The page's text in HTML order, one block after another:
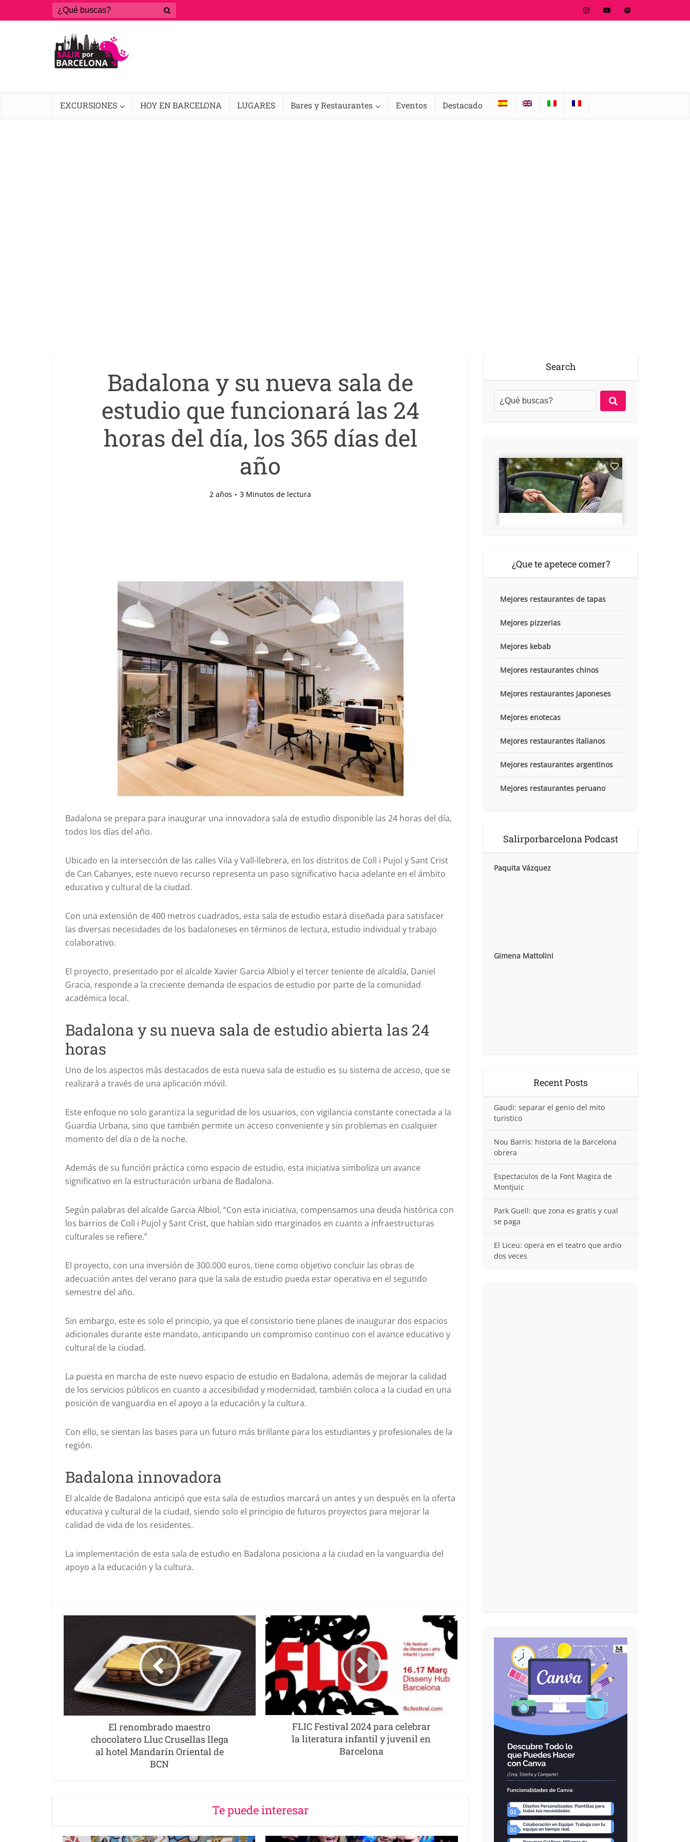
EXCURSIONES HOY EN BARCELONA LUGARES Bares y Restaurantes Eventos Destacado
Badalona y su nueva sala de
estudio que funcionará las 24
horas del día, los 365 días del
año
2 años 3 Minutos de lectura
Badalona se prepara para inaugurar una innovadora sala de estudio disponible las 24 horas del día,
todos los días del año.
Ubicado en la intersección de las calles Vila y Vall-llebrera, en los distritos de Coll i Pujol y Sant Crist
de Can Cabanyes, este nuevo recurso representa un paso significativo hacia adelante en el ámbito
educativo y cultural de la ciudad.
Con una extensión de 400 metros cuadrados, esta sala de estudio estará diseñada para satisfacer
las diversas necesidades de los badaloneses en términos de lectura, estudio individual y trabajo
colaborativo.
El proyecto, presentado por el alcalde Xavier Garcia Albiol y el tercer teniente de alcaldía, Daniel
Gracia, responde a la creciente demanda de espacios de estudio por parte de la comunidad
académica local.
Badalona y su nueva sala de estudio abierta las 24
horas
Uno de los aspectos más destacados de esta nueva sala de estudio es su sistema de acceso, que se
realizará a través de una aplicación móvil.
Este enfoque no solo garantiza la seguridad de los usuarios, con vigilancia constante conectada a la
Guardia Urbana, sino que también permite un acceso conveniente y sin problemas en cualquier
momento del día o de la noche.
Además de su función práctica como espacio de estudio, esta iniciativa simboliza un avance
significativo en la estructuración urbana de Badalona.
Según palabras del alcalde Garcia Albiol, “Con esta iniciativa, compensamos una deuda histórica con
los barrios de Coll i Pujol y Sant Crist, que habían sido marginados en cuanto a infraestructuras
culturales se refiere.”
El proyecto, con una inversión de 300.000 euros, tiene como objetivo concluir las obras de
adecuación antes del verano para que la sala de estudio pueda estar operativa en el segundo
semestre del año.
Sin embargo, este es solo el principio, ya que el consistorio tiene planes de inaugurar dos espacios
adicionales durante este mandato, anticipando un compromiso continuo con el avance educativo y
cultural de la ciudad.
La puesta en marcha de este nuevo espacio de estudio en Badalona, además de mejorar la calidad
de los servicios públicos en cuanto a accesibilidad y modernidad, también coloca a la ciudad en una
posición de vanguardia en el apoyo a la educación y la cultura.
Con ello, se sientan las bases para un futuro más brillante para los estudiantes y profesionales de la
región.
Badalona innovadora
El alcalde de Badalona anticipó que esta sala de estudios marcará un antes y un después en la oferta
educativa y cultural de la ciudad, siendo solo el principio de futuros proyectos para mejorar la
calidad de vida de los residentes.
La implementación de esta sala de estudio en Badalona posiciona a la ciudad en la vanguardia del
apoyo a la educación y la cultura.
El renombrado maestro
chocolatero Lluc Crusellas llega
al hotel Mandarín Oriental de
BCN
FLIC Festival 2024 para celebrar
la literatura infantil y juvenil en
Barcelona
Te puede interesar
Search
¿Que te apetece comer?
Mejores restaurantes de tapas
Mejores pizzerias
Mejores kebab
Mejores restaurantes chinos
Mejores restaurantes japoneses
Mejores enotecas
Mejores restaurantes italianos
Mejores restaurantes argentinos
Mejores restaurantes peruano
Salirporbarcelona Podcast
Paquita Vázquez
Gimena Mattolini
Recent Posts
Gaudi: separar el genio del mito
turistico
Nou Barris: historia de la Barcelona
obrera
Espectaculos de la Font Magica de
Montjuic
Park Guell: que zona es gratis y cual
se paga
El Liceu: opera en el teatro que ardio
dos veces